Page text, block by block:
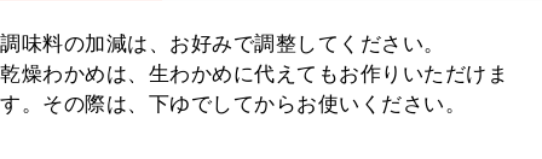
調味料の加減は、お好みで調整してください。
乾燥わかめは、生わかめに代えてもお作りいただけま
す。その際は、下ゆでしてからお使いください。